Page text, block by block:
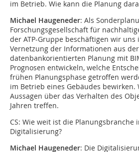
im Betrieb. Wie kann die Planung
Michael Haugeneder: Als
Forschungsgesellschaft für
der ATP-Gruppe beschäftigen wir
Vernetzung der Informationen aus der
datenbankorientierten Planung mit
Prognosen entwickeln, welche
frühen Planungsphase getroffen
im Betrieb eines Gebäudes
Aussagen über das Verhalten des
Jahren treffen.
CS: Wie weit ist die Planungsbranche
Digitalisierung?
Michael Haugeneder: Die